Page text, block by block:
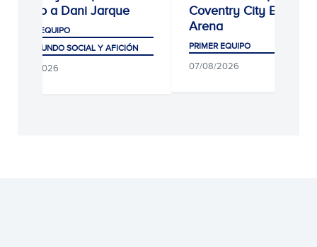
equipo a Dani Jarque
PRIMER EQUIPO
CLUB, MUNDO SOCIAL Y AFICIÓN
07/08/2026
Coventry City Building
Arena
PRIMER EQUIPO
07/08/2026